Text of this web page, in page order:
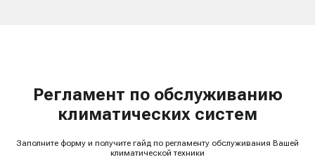
Регламент по обслуживанию
климатических систем
Заполните форму и получите гайд по регламенту обслуживания Вашей
климатической техники